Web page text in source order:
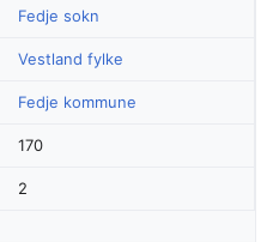
Fedje sokn
Vestland fylke
Fedje kommune
170
2